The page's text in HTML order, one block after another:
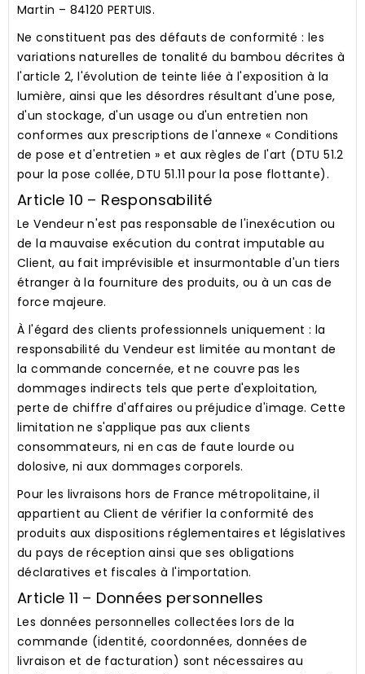
Martin – 84120 PERTUIS.
Ne constituent pas des défauts de conformité : les
variations naturelles de tonalité du bambou décrites à
l'article 2, l'évolution de teinte liée à l'exposition à la
lumière, ainsi que les désordres résultant d'une pose,
d'un stockage, d'un usage ou d'un entretien non
conformes aux prescriptions de l'annexe « Conditions
de pose et d'entretien » et aux règles de l'art (DTU 51.2
pour la pose collée, DTU 51.11 pour la pose flottante).
Article 10 – Responsabilité
Le Vendeur n'est pas responsable de l'inexécution ou
de la mauvaise exécution du contrat imputable au
Client, au fait imprévisible et insurmontable d'un tiers
étranger à la fourniture des produits, ou à un cas de
force majeure.
À l'égard des clients professionnels uniquement : la
responsabilité du Vendeur est limitée au montant de
la commande concernée, et ne couvre pas les
dommages indirects tels que perte d'exploitation,
perte de chiffre d'affaires ou préjudice d'image. Cette
limitation ne s'applique pas aux clients
consommateurs, ni en cas de faute lourde ou
dolosive, ni aux dommages corporels.
Pour les livraisons hors de France métropolitaine, il
appartient au Client de vérifier la conformité des
produits aux dispositions réglementaires et législatives
du pays de réception ainsi que ses obligations
déclaratives et fiscales à l'importation.
Article 11 – Données personnelles
Les données personnelles collectées lors de la
commande (identité, coordonnées, données de
livraison et de facturation) sont nécessaires au